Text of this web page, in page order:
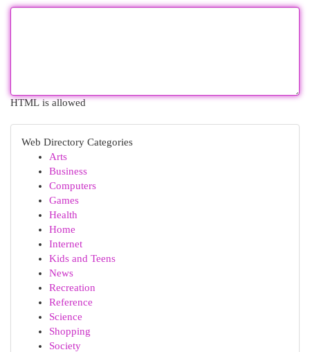
HTML is allowed
Web Directory Categories
Arts
Business
Computers
Games
Health
Home
Internet
Kids and Teens
News
Recreation
Reference
Science
Shopping
Society